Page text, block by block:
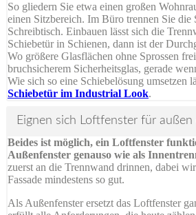
So gliedern Sie etwa einen großen
einen Sitzbereich. Im Büro trennen Sie die
Schreibtisch. Einbauen lässt sich die
Schiebetür in Schienen, dann ist der
Wo größere Glasflächen ohne Sprossen
bruchsicherem Sicherheitsglas, gerade
Wie sich so eine Schiebelösung umsetzen
Schiebetür im Industrial Look.
Eignen sich Loftfenster für
Beides ist möglich, ein Loftfenster
Außenfenster genauso wie als
zuerst an die Trennwand drinnen, dabei
Fassade mindestens so gut.
Als Außenfenster ersetzt das Loftfenster